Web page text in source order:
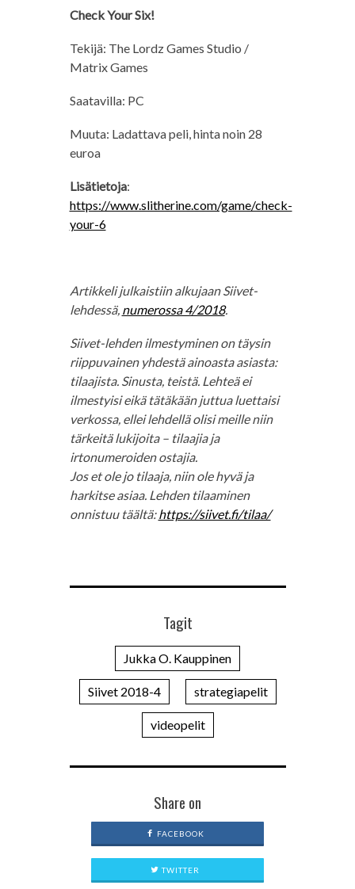
Check Your Six!
Tekijä: The Lordz Games Studio /
Matrix Games
Saatavilla: PC
Muuta: Ladattava peli, hinta noin 28
euroa
Lisätietoja:
https://www.slitherine.com/game/check-
your-6
Artikkeli julkaistiin alkujaan Siivet-
lehdessä, numerossa 4/2018.
Siivet-lehden ilmestyminen on täysin
riippuvainen yhdestä ainoasta asiasta:
tilaajista. Sinusta, teistä. Lehteä ei
ilmestyisi eikä tätäkään juttua luettaisi
verkossa, ellei lehdellä olisi meille niin
tärkeitä lukijoita – tilaajia ja
irtonumeroiden ostajia.
Jos et ole jo tilaaja, niin ole hyvä ja
harkitse asiaa. Lehden tilaaminen
onnistuu täältä:https://siivet.fi/tilaa/
Tagit
Jukka O. Kauppinen
Siivet 2018-4 strategiapelit
videopelit
Share on
FACEBOOK
TWITTER